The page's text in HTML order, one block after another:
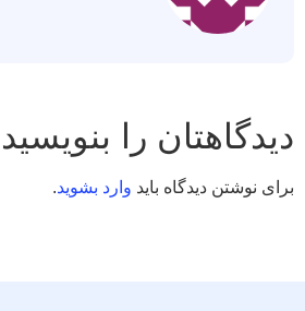
دیدگاهتان را بنویسید
برای نوشتن دیدگاه باید وارد بشوید.